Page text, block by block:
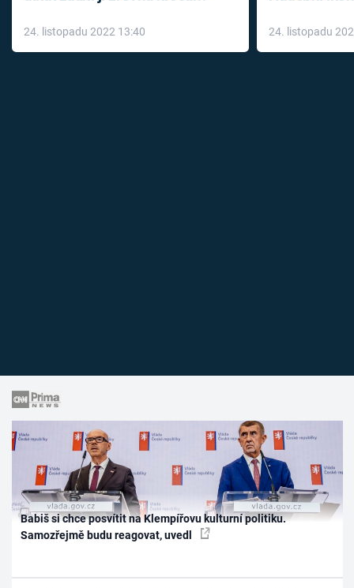
24. listopadu 2022 13:40
léky
24. listopadu
Babiš si chce posvítit na Klempířovu kulturní politiku.
Samozřejmě budu reagovat, uvedl